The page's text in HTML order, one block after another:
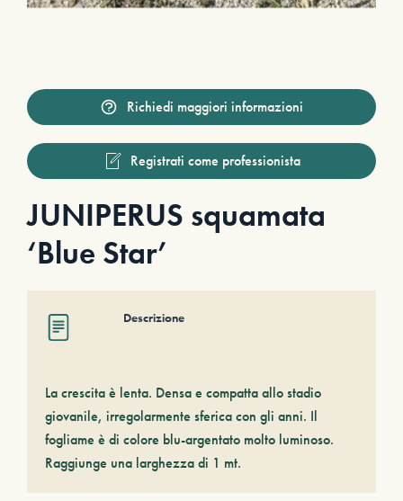
Richiedi maggiori informazioni
Registrati come professionista
JUNIPERUS squamata
‘Blue Star’
Descrizione
La crescita è lenta. Densa e compatta allo stadio
giovanile, irregolarmente sferica con gli anni. Il
fogliame è di colore blu-argentato molto luminoso.
Raggiunge una larghezza di 1 mt.